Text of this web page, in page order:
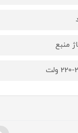
منبع
ولت